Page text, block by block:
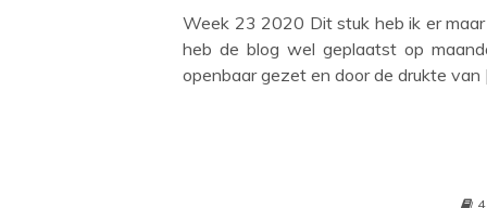
Week 23 2020 Dit stuk heb ik er
heb de blog wel geplaatst op
openbaar gezet en door de drukte van